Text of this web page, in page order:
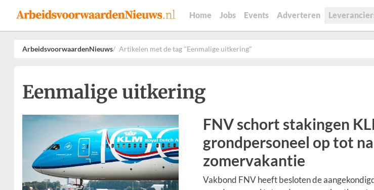
Home Jobs Events Adverteren
ArbeidsvoorwaardenNieuws Artikelen met de tag "Eenmalige uitkering"
Eenmalige uitkering
FNV schort stakingen
grondpersoneel op tot na
zomervakantie
Vakbond FNV heeft besloten de